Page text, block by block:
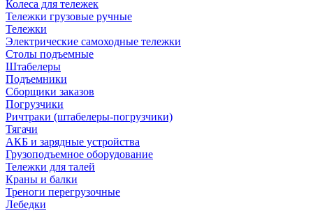
Колеса для тележек
Тележки грузовые ручные
Тележки
Электрические самоходные тележки
Столы подъемные
Штабелеры
Подъемники
Сборщики заказов
Погрузчики
Ричтраки (штабелеры-погрузчики)
Тягачи
АКБ и зарядные устройства
Грузоподъемное оборудование
Тележки для талей
Краны и балки
Треноги перегрузочные
Лебедки